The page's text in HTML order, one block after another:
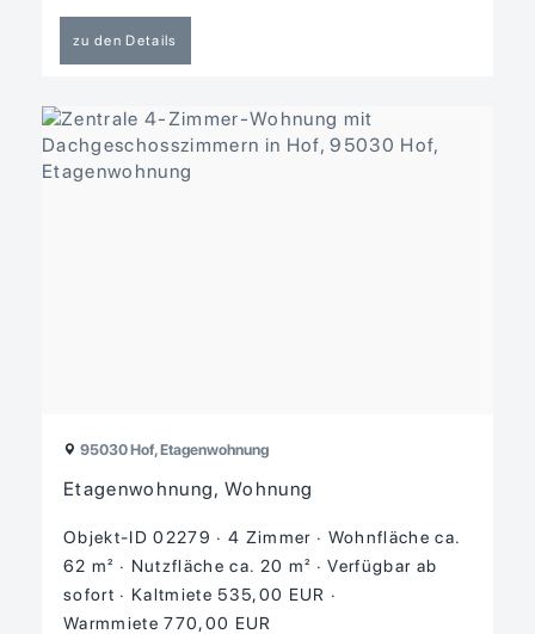
zu den Details
95030 Hof, Etagenwohnung
Etagenwohnung, Wohnung
Objekt-ID 02279 4 Zimmer
Wohnfläche ca.
62 m²
Nutzfläche ca. 20 m²
Verfügbar ab
sofort
Kaltmiete 535,00 EUR
Warmmiete 770,00 EUR